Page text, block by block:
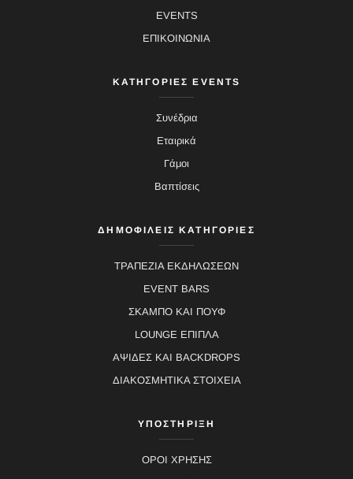
EVENTS
ΕΠΙΚΟΙΝΩΝΙΑ
ΚΑΤΗΓΟΡΙΕΣ EVENTS
Συνέδρια
Εταιρικά
Γάμοι
Βαπτίσεις
ΔΗΜΟΦΙΛΕΙΣ ΚΑΤΗΓΟΡΙΕΣ
ΤΡΑΠΕΖΙΑ ΕΚΔΗΛΩΣΕΩΝ
EVENT BARS
ΣΚΑΜΠΟ ΚΑΙ ΠΟΥΦ
LOUNGE ΕΠΙΠΛΑ
ΑΨΙΔΕΣ ΚΑΙ BACKDROPS
ΔΙΑΚΟΣΜΗΤΙΚΑ ΣΤΟΙΧΕΙΑ
ΥΠΟΣΤΗΡΙΞΗ
ΟΡΟΙ ΧΡΗΣΗΣ